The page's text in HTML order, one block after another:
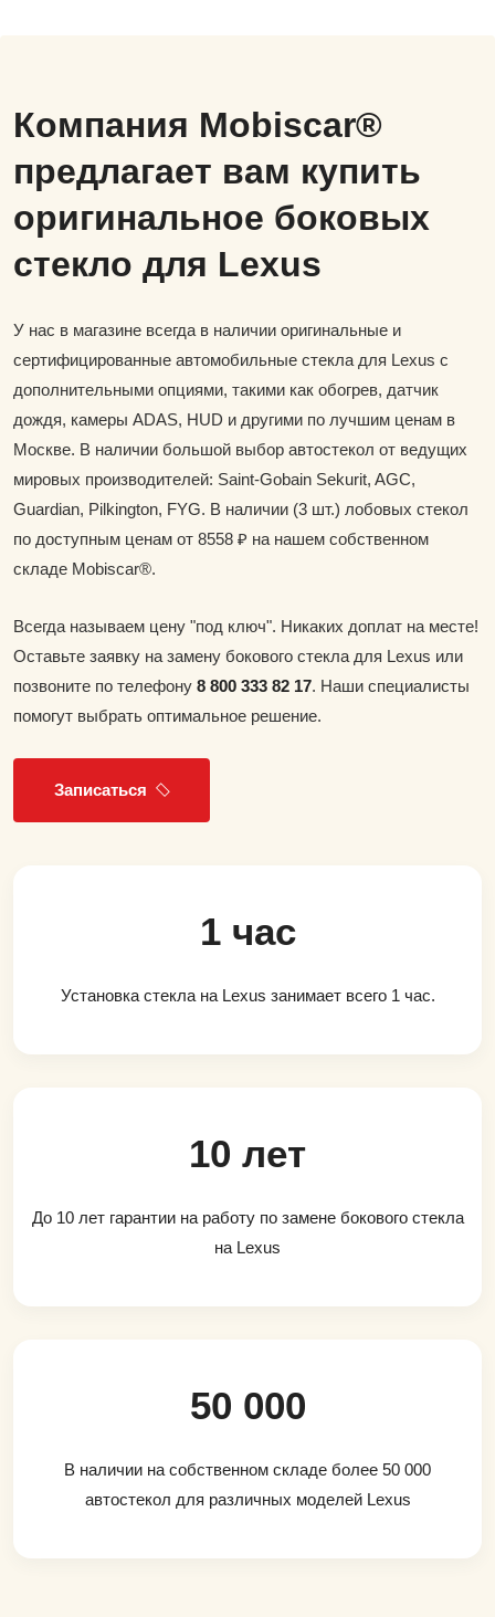
Компания Mobiscar®
предлагает вам купить
оригинальное боковых
стекло для Lexus
У нас в магазине всегда в наличии оригинальные и
сертифицированные автомобильные стекла для Lexus с
дополнительными опциями, такими как обогрев, датчик
дождя, камеры ADAS, HUD и другими по лучшим ценам в
Москве. В наличии большой выбор автостекол от ведущих
мировых производителей: Saint-Gobain Sekurit, AGC,
Guardian, Pilkington, FYG. В наличии (3 шт.) лобовых стекол
по доступным ценам от 8558 ₽ на нашем собственном
складе Mobiscar®.
Всегда называем цену "под ключ". Никаких доплат на месте!
Оставьте заявку на замену бокового стекла для Lexus или
позвоните по телефону 8 800 333 82 17. Наши специалисты
помогут выбрать оптимальное решение.
Записаться
1 час
Установка стекла на Lexus занимает всего 1 час.
10 лет
До 10 лет гарантии на работу по замене бокового стекла
на Lexus
50 000
В наличии на собственном складе более 50 000
автостекол для различных моделей Lexus